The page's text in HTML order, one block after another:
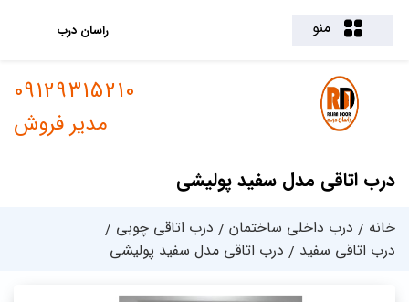
منو راسان درب
درب اتاقی مدل سفید پولیشی
09129315210
مدیر فروش
خانه درب داخلی ساختمان
درب اتاقی چوبی
درب اتاقی سفید
درب اتاقی مدل سفید پولیشی